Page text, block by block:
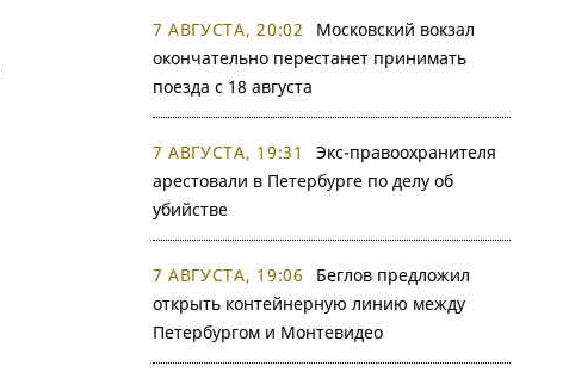
7 АВГУСТА, 20:02
Московский вокзал
окончательно перестанет принимать
поезда с 18 августа
7 АВГУСТА, 19:31
Экс-правоохранителя
арестовали в Петербурге по делу об
убийстве
7 АВГУСТА, 19:06
Беглов предложил
открыть контейнерную линию между
Петербургом и Монтевидео